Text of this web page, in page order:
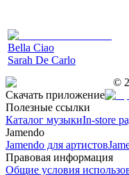
Bella Ciao
Sarah De Carlo
©
Скачать приложение
Полезные ссылки
Каталог музыкиIn-store
Jamendo
Jamendo для артистов
Правовая информация
Общие условия